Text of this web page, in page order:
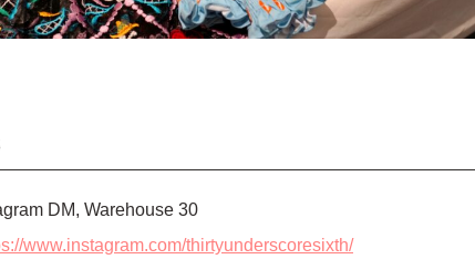
DM, Warehouse 30
www.instagram.com/thirtyunderscoresixth/